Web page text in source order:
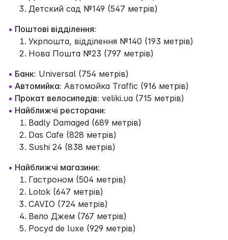
Детский сад №149 (547 метрів)
• Поштові відділення:
Укрпошта, відділення №140 (193 метрів)
Нова Пошта №23 (797 метрів)
• Банк: Universal (754 метрів)
• Автомийка: Автомойка Traffic (916 метрів)
• Прокат велосипедів: veliki.ua (715 метрів)
• Найближчі ресторани:
Badly Damaged (689 метрів)
Das Cafe (828 метрів)
Sushi 24 (838 метрів)
• Найближчі магазини:
Гастроном (504 метрів)
Lotok (647 метрів)
CAVIO (724 метрів)
Вело Джем (767 метрів)
Pocyd de luxe (929 метрів)